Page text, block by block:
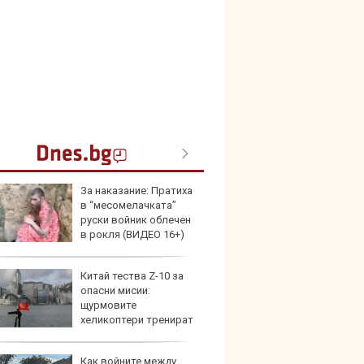
За наказание: Пратиха
в “месомелачката”
руски войник облечен
в рокля (ВИДЕО 16+)
Китай тества Z-10 за
опасни мисии:
щурмовите
хеликоптери тренират
Как войните между